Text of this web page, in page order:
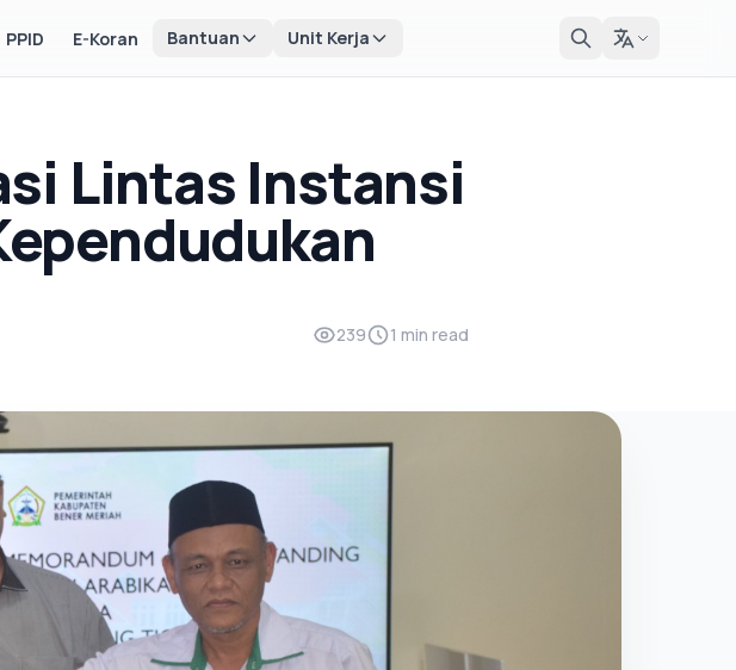
PPID E-Koran Bantuan Unit Kerja
Lintas Instansi
239 1 min read